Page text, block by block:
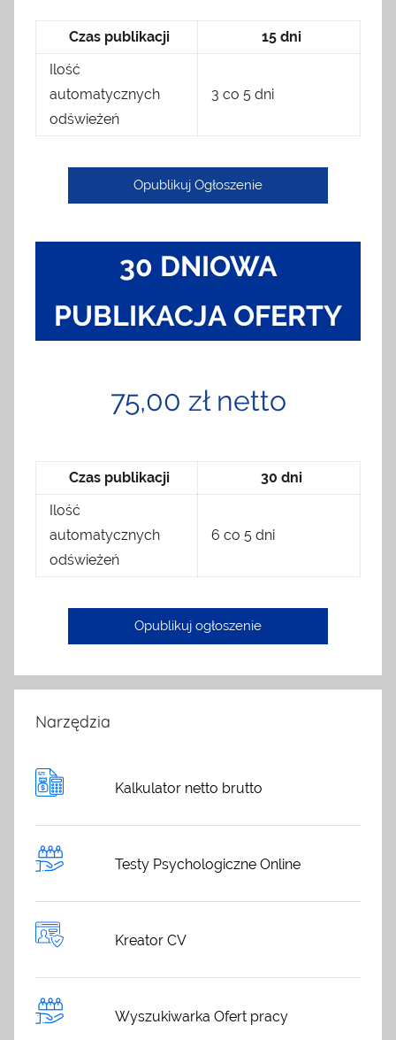
Czas publikacji
15 dni
Ilość
automatycznych
odświeżeń
3 co 5 dni
Opublikuj Ogłoszenie
30 DNIOWA
PUBLIKACJA OFERTY
75,00 zł netto
Czas publikacji
30 dni
Ilość
automatycznych
odświeżeń
6 co 5 dni
Opublikuj ogłoszenie
Narzędzia
Kalkulator netto brutto
Testy Psychologiczne Online
Kreator CV
Wyszukiwarka Ofert pracy